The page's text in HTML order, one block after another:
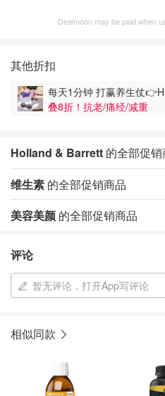
Dealmoon may be paid when
其他折扣
每天1分钟 打赢养生仗
叠8折！抗老/痛经/减重
Holland & Barrett 的全部促销
维生素 的全部促销商品
美容美颜 的全部促销商品
评论
暂无评论，打开App写评论
相似同款